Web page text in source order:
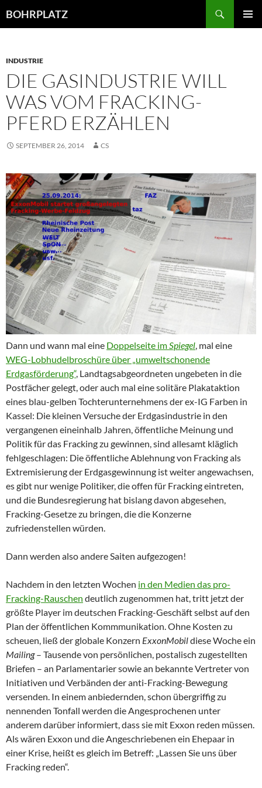
Inhalt
BOHRPLATZ
INDUSTRIE
DIE GASINDUSTRIE WILL
WAS VOM FRACKING-
PFERD ERZÄHLEN
SEPTEMBER 26, 2014 CS
Dann und wann mal eine Doppelseite imSpiegel, mal eine
WEG-Lobhudelbroschüre über „umweltschonende
Erdgasförderung“, Landtagsabgeordneten ungebeten in die
Postfächer gelegt, oder auch mal eine solitäre Plakataktion
eines blau-gelben Tochterunternehmens der ex-IG Farben in
Kassel: Die kleinen Versuche der Erdgasindustrie in den
vergangenen eineinhalb Jahren, öffentliche Meinung und
Politik für das Fracking zu gewinnen, sind allesamt kläglich
fehlgeschlagen: Die öffentliche Ablehnung von Fracking als
Extremisierung der Erdgasgewinnung ist weiter angewachsen,
es gibt nur wenige Politiker, die offen für Fracking eintreten,
und die Bundesregierung hat bislang davon abgesehen,
Fracking-Gesetze zu bringen, die die Konzerne
zufriedenstellen würden.
Dann werden also andere Saiten aufgezogen!
Nachdem in den letzten Wochen in den Medien das pro-
Fracking-Rauschen deutlich zugenommen hat, tritt jetzt der
größte Player im deutschen Fracking-Geschäft selbst auf den
Plan der öffentlichen Kommmunikation. Ohne Kosten zu
scheuen, ließ der globale Konzern ExxonMobildiese Woche ein
Mailing– Tausende von persönlichen, postalisch zugestellten
Briefen – an Parlamentarier sowie an bekannte Vertreter von
Initiativen und Verbänden der anti-Fracking-Bewegung
versenden. In einem anbiedernden, schon übergriffig zu
nennenden Tonfall werden die Angesprochenen unter
anderem darüber informiert, dass sie mit Exxon reden müssen.
Als wären Exxon und die Angeschriebenen ein Ehepaar in
einer Krise, heißt es gleich im Betreff: „Lassen Sie uns über
Fracking reden“.